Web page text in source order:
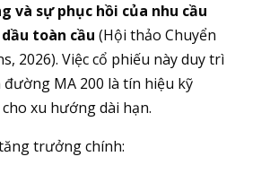
và sự phục hồi của nhu cầu
toàn cầu (Hội thảo Chuyển
2026). Việc cổ phiếu này duy trì
MA 200 là tín hiệu kỹ
xu hướng dài hạn.
trưởng chính: